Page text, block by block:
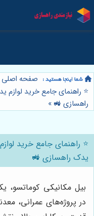
صفحه اصلی
⭐️ راهنمای جامع خرید
راهسازی 🚜 »
⭐️ راهنمای جامع خرید
یدک راهسازی 🚜
بیل مکانیکی کوماتسو،
در پروژه‌های عمرانی،